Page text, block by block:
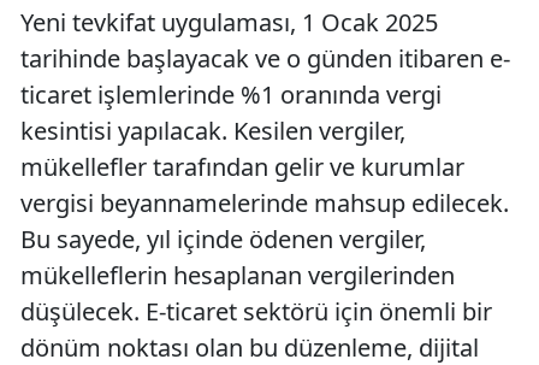
Yeni tevkifat uygulaması, 1 Ocak 2025
tarihinde başlayacak ve o günden itibaren e-
ticaret işlemlerinde %1 oranında vergi
kesintisi yapılacak. Kesilen vergiler,
mükellefler tarafından gelir ve kurumlar
vergisi beyannamelerinde mahsup edilecek.
Bu sayede, yıl içinde ödenen vergiler,
mükelleflerin hesaplanan vergilerinden
düşülecek. E-ticaret sektörü için önemli bir
dönüm noktası olan bu düzenleme, dijital